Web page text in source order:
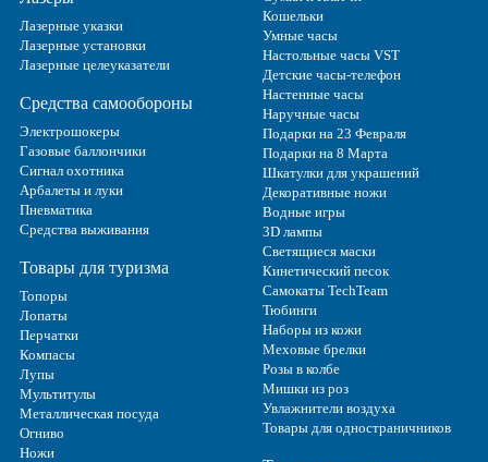
Лазерные указки
Лазерные установки
Лазерные целеуказатели
Средства самообороны
Электрошокеры
Газовые баллончики
Сигнал охотника
Арбалеты и луки
Пневматика
Средства выживания
Товары для туризма
Топоры
Лопаты
Перчатки
Компасы
Лупы
Мультитулы
Металлическая посуда
Огниво
Ножи
Кошельки
Умные часы
Настольные часы VST
Детские часы-телефон
Настенные часы
Наручные часы
Подарки на 23 Февраля
Подарки на 8 Марта
Шкатулки для украшений
Декоративные ножи
Водные игры
3D лампы
Светящиеся маски
Кинетический песок
Самокаты TechTeam
Тюбинги
Наборы из кожи
Меховые брелки
Розы в колбе
Мишки из роз
Увлажнители воздуха
Товары для одностраничников